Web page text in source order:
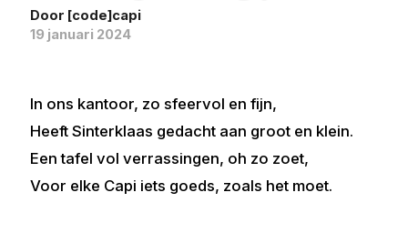
Door [code]capi
19 januari 2024
In ons kantoor, zo sfeervol en fijn,
Heeft Sinterklaas gedacht aan groot en klein.
Een tafel vol verrassingen, oh zo zoet,
Voor elke Capi iets goeds, zoals het moet.